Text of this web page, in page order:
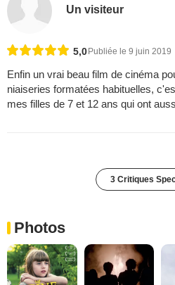
Un visiteur
5,0Publiée le 9 juin 2019
Enfin un vrai beau film de cinéma
niaiseries formatées habituelles,
mes filles de 7 et 12 ans qui ont
3 Critiques
Photos